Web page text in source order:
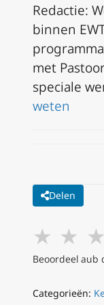
Redactie:
binnen
met
speciale
weten
Delen
★ ★ ★
Beoordeel aub
Categorieën: